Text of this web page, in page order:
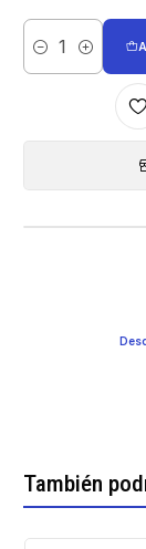
Cantidad
También